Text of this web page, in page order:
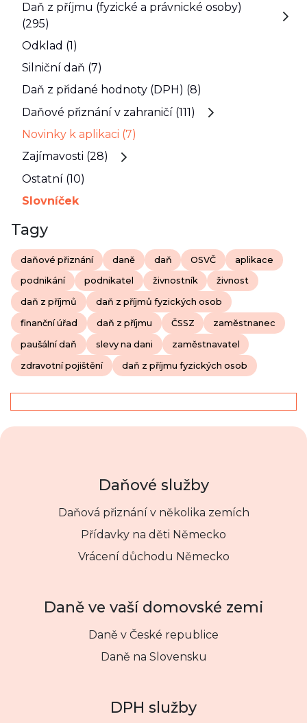
Daň z příjmu (fyzické a právnické osoby)
(295)
Odklad (1)
Silniční daň (7)
Daň z přidané hodnoty (DPH) (8)
Daňové přiznání v zahraničí (111)
Novinky k aplikaci (7)
Zajímavosti (28)
Ostatní (10)
Slovníček
Tagy
daňové přiznání daně daň OSVČ aplikace
podnikání podnikatel živnostník živnost
daň z příjmů daň z příjmů fyzických osob
finanční úřad daň z příjmu ČSSZ zaměstnanec
paušální daň slevy na dani zaměstnavatel
zdravotní pojištění daň z příjmu fyzických osob
Daňové služby
Daňová přiznání v několika zemích
Přídavky na děti Německo
Vrácení důchodu Německo
Daně ve vaší domovské zemi
Daně v České republice
Daně na Slovensku
DPH služby